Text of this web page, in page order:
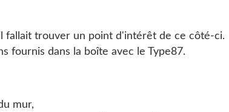
fallait trouver un point d'intérêt de ce côté-ci.
fournis dans la boîte avec le Type87.
mur,